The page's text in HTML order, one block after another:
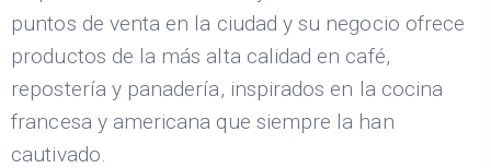
puntos de venta en la ciudad y su negocio ofrece
productos de la más alta calidad en café,
repostería y panadería, inspirados en la cocina
francesa y americana que siempre la han
cautivado.